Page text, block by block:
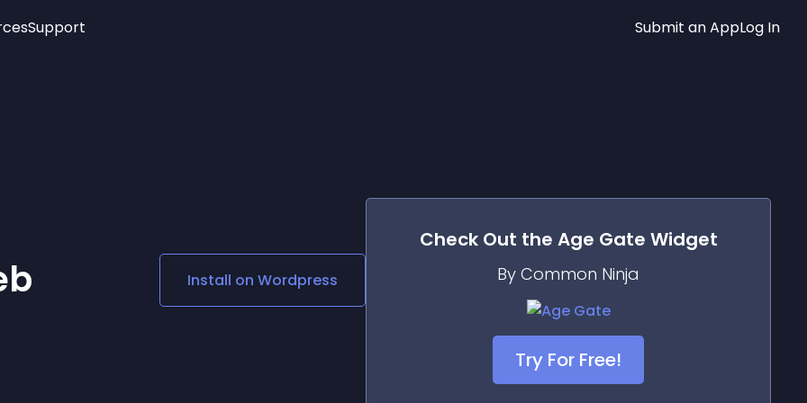
Social Media Links
Lottie Player
Support Submit an AppLog In
Install on Wordpress
Check Out the Age Gate Widget
By Common Ninja
Try For Free!